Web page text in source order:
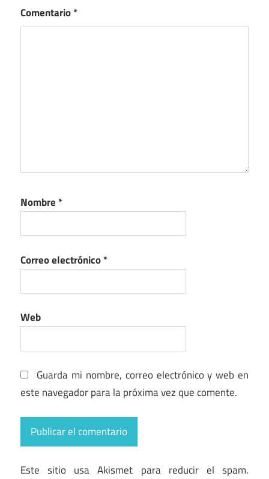
Comentario*
Nombre *
Correo electrónico*
Web
Guarda mi nombre, correo electrónico y web en
este navegador para la próxima vez que comente.
Este sitio usa Akismet para reducir el spam.